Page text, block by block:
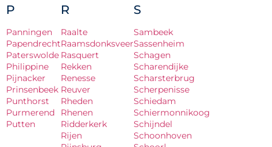
P
Panningen
Papendrecht
Paterswolde
Philippine
Pijnacker
Prinsenbeek
Punthorst
Purmerend
Putten
R
Raalte
Raamsdonksveer
Rasquert
Rekken
Renesse
Reuver
Rheden
Rhenen
Ridderkerk
Rijen
S
Sambeek
Sassenheim
Schagen
Scharendijke
Scharsterbrug
Scherpenisse
Schiedam
Schiermonnikoog
Schijndel
Schoonhoven